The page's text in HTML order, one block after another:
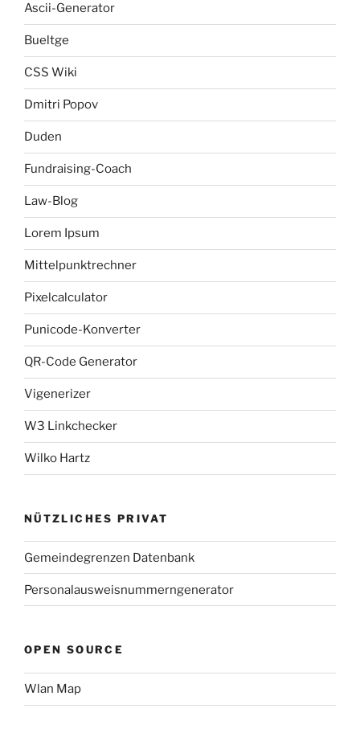
Ascii-Generator
Bueltge
CSS Wiki
Dmitri Popov
Duden
Fundraising-Coach
Law-Blog
Lorem Ipsum
Mittelpunktrechner
Pixelcalculator
Punicode-Konverter
QR-Code Generator
Vigenerizer
W3 Linkchecker
Wilko Hartz
NÜTZLICHES PRIVAT
Gemeindegrenzen Datenbank
Personalausweisnummerngenerator
OPEN SOURCE
Wlan Map